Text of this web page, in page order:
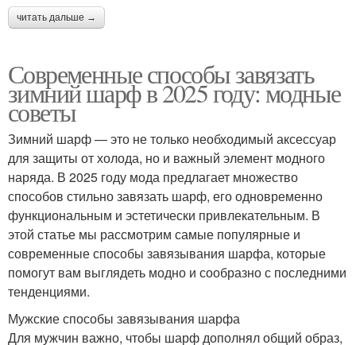
читать дальше →
Современные способы завязать
зимний шарф в 2025 году: модные
советы
Зимний шарф — это не только необходимый аксессуар
для защиты от холода, но и важный элемент модного
наряда. В 2025 году мода предлагает множество
способов стильно завязать шарф, его одновременно
функциональным и эстетически привлекательным. В
этой статье мы рассмотрим самые популярные и
современные способы завязывания шарфа, которые
помогут вам выглядеть модно и сообразно с последними
тенденциями.
Мужские способы завязывания шарфа
Для мужчин важно, чтобы шарф дополнял общий образ,